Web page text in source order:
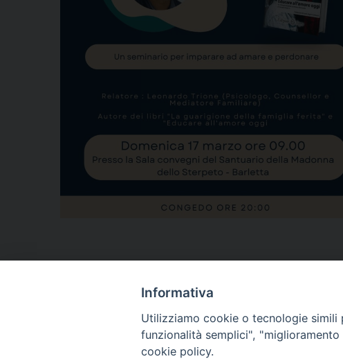
Informativa
Utilizziamo cookie o tecnologie
funzionalità semplici",
cookie policy.